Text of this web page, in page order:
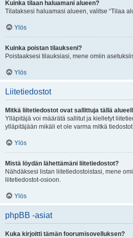
Kuinka tilaan haluamani alueen?
Tilataksesi haluamasi alueen, valitse “Tilaa
Ylös
Kuinka poistan tilaukseni?
Poistaaksesi tilauksiasi, mene omiin
Ylös
Liitetiedostot
Mitkä liitetiedostot ovat sallittuja tällä
Ylläpitäjä voi määrätä sallitut ja kielletyt
ylläpitäjään mikäli et ole varma mitkä
Ylös
Mistä löydän lähettämäni liitetiedostot?
Nähdäksesi listan liitetiedostoistasi, mene
liitetiedostot-osioon.
Ylös
phpBB -asiat
Kuka kirjoitti tämän foorumisovelluksen?